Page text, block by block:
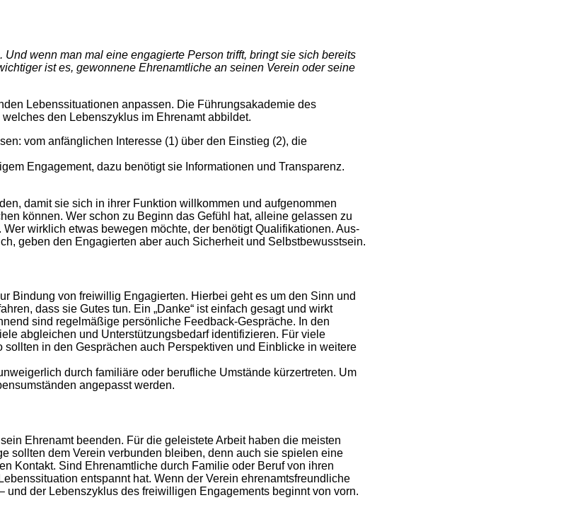
wenn man mal eine engagierte Person trifft, bringt sie sich bereits
ist es, gewonnene Ehrenamtliche an seinen Verein oder seine
Lebenssituationen anpassen. Die Führungsakademie des
den Lebenszyklus im Ehrenamt abbildet.
vom anfänglichen Interesse (1) über den Einstieg (2), die
Engagement, dazu benötigt sie Informationen und Transparenz.
damit sie sich in ihrer Funktion willkommen und aufgenommen
können. Wer schon zu Beginn das Gefühl hat, alleine gelassen zu
wirklich etwas bewegen möchte, der benötigt Qualifikationen. Aus-
geben den Engagierten aber auch Sicherheit und Selbstbewusstsein.
Bindung von freiwillig Engagierten. Hierbei geht es um den Sinn und
dass sie Gutes tun. Ein „Danke“ ist einfach gesagt und wirkt
sind regelmäßige persönliche Feedback-Gespräche. In den
abgleichen und Unterstützungsbedarf identifizieren. Für viele
in den Gesprächen auch Perspektiven und Einblicke in weitere
durch familiäre oder berufliche Umstände kürzertreten. Um
angepasst werden.
Ehrenamt beenden. Für die geleistete Arbeit haben die meisten
sollten dem Verein verbunden bleiben, denn auch sie spielen eine
Kontakt. Sind Ehrenamtliche durch Familie oder Beruf von ihren
entspannt hat. Wenn der Verein ehrenamtsfreundliche
der Lebenszyklus des freiwilligen Engagements beginnt von vorn.